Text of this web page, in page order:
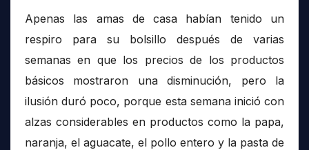
Apenas las amas de casa habían tenido un
respiro para su bolsillo después de varias
semanas en que los precios de los productos
básicos mostraron una disminución, pero la
ilusión duró poco, porque esta semana inició con
alzas considerables en productos como la papa,
naranja, el aguacate, el pollo entero y la pasta de